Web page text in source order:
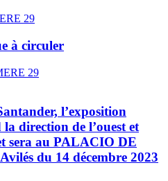
29
à circuler
29
l’exposition
direction de l’ouest et
sera au PALACIO DE
du 14 décembre 2023